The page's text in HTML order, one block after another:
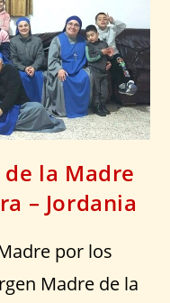
la Madre
– Jordania
por los
Madre de la